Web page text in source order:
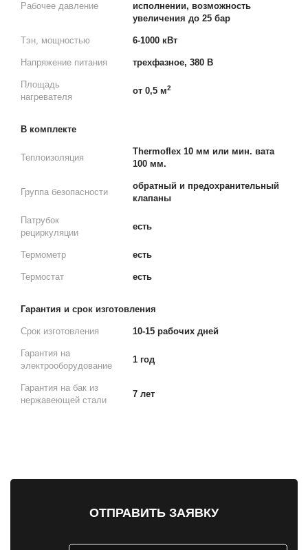
Рабочее давление
исполнении, возможность
увеличения до 25 бар
Тэн, мощностью 6-1000 кВт
Напряжение питания трехфазное, 380 В
Площадь
нагревателя
от 0,5 м2
В комплекте
Теплоизоляция
Thermoflex 10 мм или мин. вата
100 мм.
Группа безопасности
обратный и предохранительный
клапаны
Патрубок
рециркуляции
есть
Термометр есть
Термостат есть
Гарантия и срок изготовления
Срок изготовления 10-15 рабочих дней
Гарантия на
электрооборудование
1 год
Гарантия на бак из
нержавеющей стали
7 лет
ОТПРАВИТЬ ЗАЯВКУ